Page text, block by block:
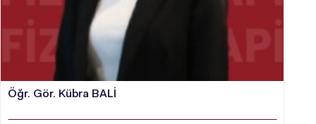
LİSANSÜSTÜ EĞİTİM ENSTİTÜSÜ
ADAYLARI
Öğr. Gör. Kübra BALİ